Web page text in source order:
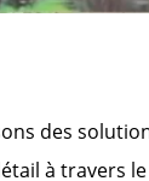
des
à travers